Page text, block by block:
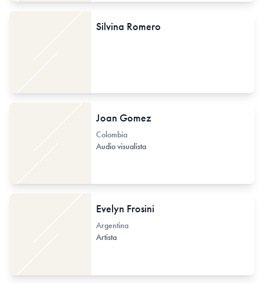
Silvina Romero
Joan Gomez
Colombia
Audio visualista
Evelyn Frosini
Argentina
Artista